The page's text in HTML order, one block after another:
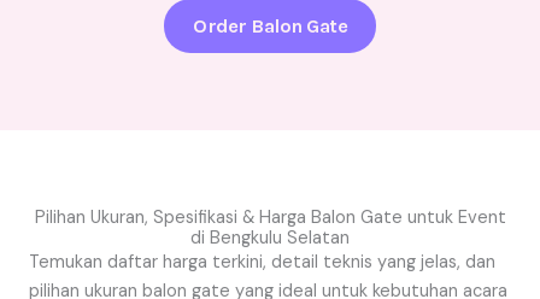
Order Balon Gate
Pilihan Ukuran, Spesifikasi & Harga Balon Gate untuk Event
di Bengkulu Selatan
Temukan daftar harga terkini, detail teknis yang jelas, dan
pilihan ukuran balon gate yang ideal untuk kebutuhan acara